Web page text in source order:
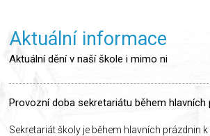
Aktuální informace
Aktuální dění v naší škole i mimo ni
Provozní doba sekretariátu během hlavních
Sekretariát školy je během hlavních prázdnin